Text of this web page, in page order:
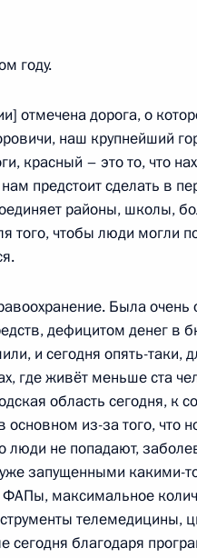
России
России
к Президенту
России —
школьного
тур по
Путин —
России
сетевые
MAX
Telegram-
YouTube
году.
отмечена дорога, о
наш крупнейший
красный – это то, что
предстоит сделать в
районы, школы,
того, чтобы люди могли
Была очень
дефицитом денег в
и сегодня опять-таки,
где живёт меньше ста
область сегодня, к
основном из-за того, что
люди не попадают,
запущенными какими-
максимальное
сегодня благодаря